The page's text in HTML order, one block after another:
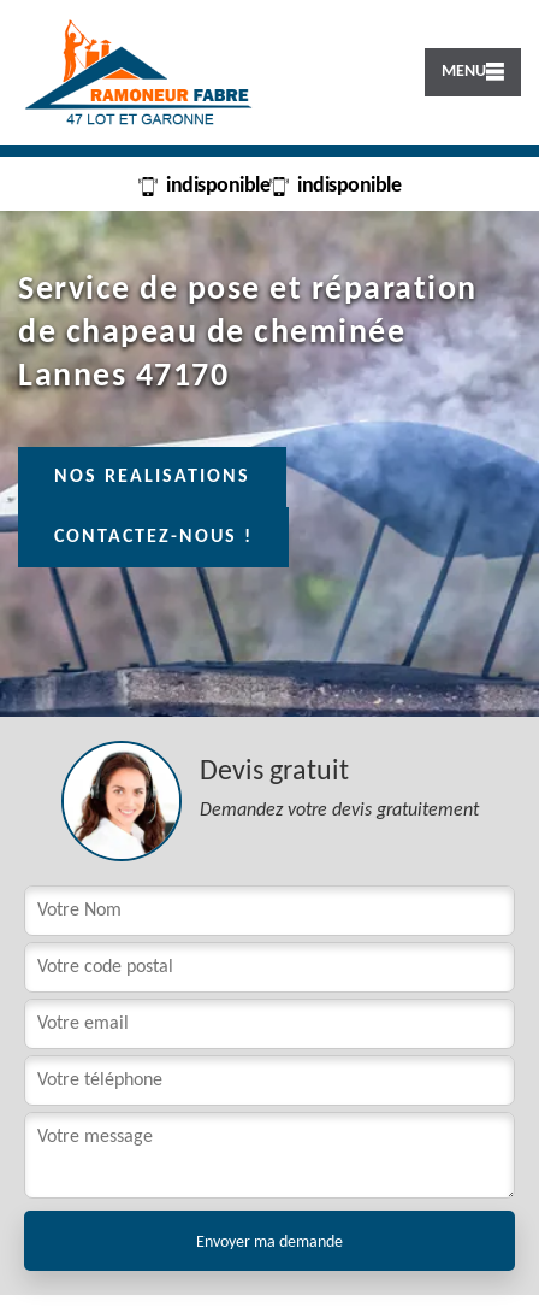
MENU
indisponible indisponible
Service de pose et réparation
de chapeau de cheminée
Lannes 47170
NOS REALISATIONS
CONTACTEZ-NOUS !
Devis gratuit
Demandez votre devis gratuitement